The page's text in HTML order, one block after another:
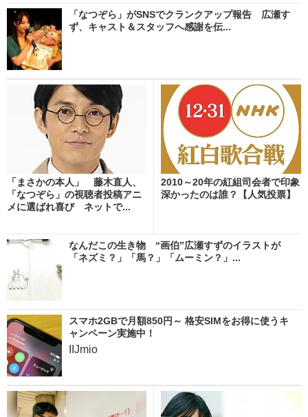
「なつぞら」がSNSでクランクアップ報告 広瀬す
ず、キャスト＆スタッフへ感謝を伝...
「まさかの本人」 藤木直人、
「なつぞら」の視聴者投稿アニ
メに選ばれ喜び ネットで...
2010～20年の紅組司会者で印象
深かったのは誰？【人気投票】
なんだこの生き物 “画伯”広瀬すずのイラストが
「ネズミ？」「馬？」「ムーミン？」...
スマホ2GBで月額850円～ 格安SIMをお得に使うキ
ャンペーン実施中！
IIJmio